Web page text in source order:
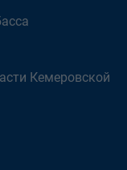
Кемеровской